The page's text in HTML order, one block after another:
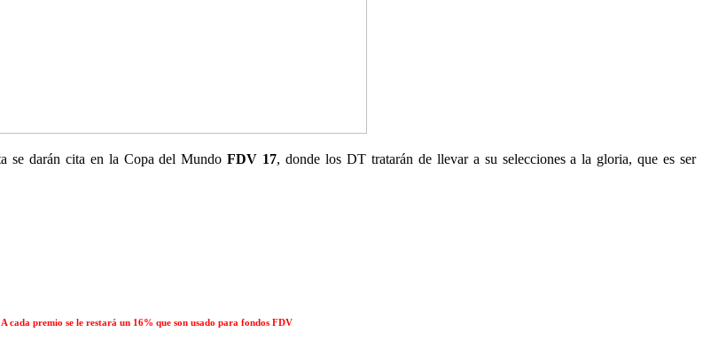
se darán cita en la Copa del MundoFDV 17, donde los DT tratarán de llevar a su selecciones a la gloria, que es ser
cada premio se le restará un 16% que son usado para fondos FDV